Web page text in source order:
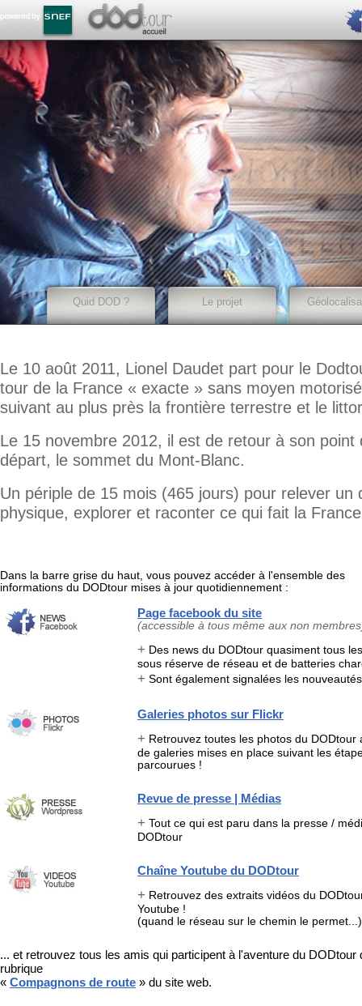
Quid DOD ? Le projet
Le 10 août 2011, Lionel Daudet part pour le
tour de la France « exacte » sans moyen
suivant au plus près la frontière terrestre et le
Le 15 novembre 2012, il est de retour à son point
départ, le sommet du Mont-Blanc.
Un périple de 15 mois (465 jours) pour relever un
physique, explorer et raconter ce qui fait la
Dans la barre grise du haut, vous pouvez accéder à l'ensemble des
informations du DODtour mises à jour quotidiennement :
Page facebook du site
(accessible à tous même aux non
+ Des news du DODtour quasiment tous
sous réserve de réseau et de batteries
+ Sont également signalées les
Galeries photos sur Flickr
+ Retrouvez toutes les photos du DODtour
de galeries mises en place suivant les
parcourues !
Revue de presse | Médias
+ Tout ce qui est paru dans la presse /
DODtour
Chaîne Youtube du DODtour
+ Retrouvez des extraits vidéos du
Youtube !
(quand le réseau sur le chemin le permet...)
... et retrouvez tous les amis qui participent à l'aventure du DODtour
rubrique
« Compagnons de route » du site web.